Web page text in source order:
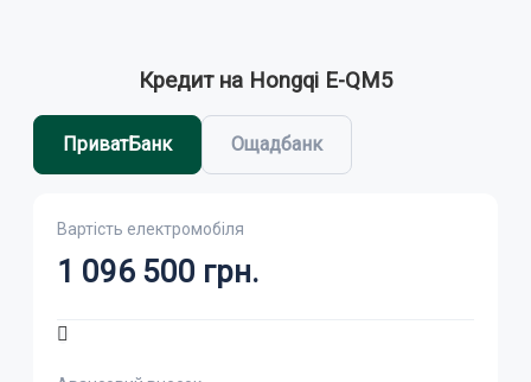
Кредит на Hongqi E-QM5
ПриватБанк Ощадбанк
Вартість електромобіля
1 096 500 грн.